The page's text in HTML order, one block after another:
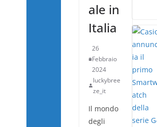
ale in
Italia
26
Febbraio
2024
luckybree
ze_it
Il mondo
degli